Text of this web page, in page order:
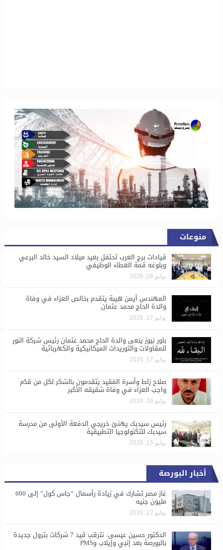
منوعات
قيادات برج العرب تحتفل بعيد ميلاد السيد خالد البرعي
وبلوغه قمة العطاء الوظيفي
يوليو 28, 2026
المهندس أيمن هيبة يتقدم بخالص العزاء في وفاة
والدة الحاج محمد عثمان
يوليو 17, 2026
باور نيوز ينعى والدة الحاج محمد عثمان رئيس شركة النور
للمقاولات والتوريدات الميكانيكية والكهربائية
يوليو 17, 2026
صلاح زلط وأسرة الفقيد يتقدمون بالشكر لكل من قدّم
واجب العزاء في وفاة شقيقه الأكبر
يوليو 16, 2026
رئيس سيدبك يهنئ خريجي الدفعة الأولى من مدرسة
سيدبك للتكنولوجيا التطبيقية
يوليو 15, 2026
أخبار البورصة
غاز مصر تشارك في زيادة رأسمال “جاس كول” إلى 600
مليون جنيه
يوليو 12, 2026
الدكتور حسين عيسى: نترقب قيد 7 شركات بترول جديدة
بالبورصة بعد إنبي وإيلاب وPMS